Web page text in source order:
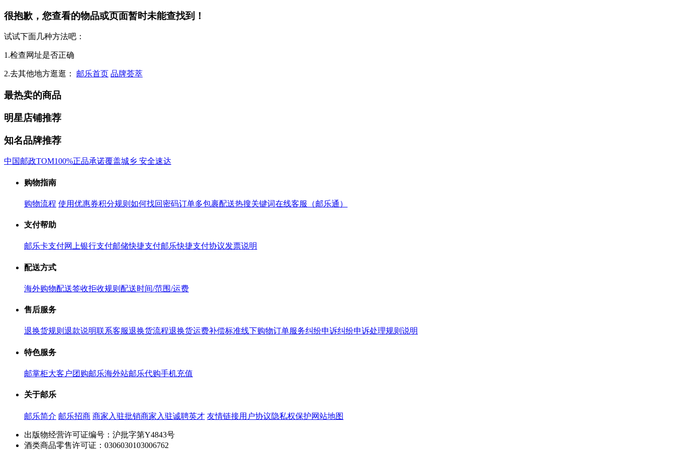
很抱歉，您查看的物品或页面暂时未能查找到！
试试下面几种方法吧：
1.检查网址是否正确
2.去其他地方逛逛： 邮乐首页 品牌荟萃
最热卖的商品
明星店铺推荐
知名品牌推荐
中国邮政TOM100%正品承诺覆盖城乡 安全速达
购物指南
购物流程 使用优惠券积分规则 如何找回密码订单多包裹配送热搜关键词在线客服（邮乐通）
支付帮助
邮乐卡支付网上银行支付邮储快捷支付邮乐快捷支付协议发票说明
配送方式
海外购物配送签收拒收规则 配送时间/范围/运费
售后服务
退换货规则 退款说明联系客服退换货流程退换货运费补偿标准线下购物订单服务纠纷申诉纠纷申诉处理规则说明
特色服务
邮掌柜大客户团购邮乐海外站邮乐代购手机充值
关于邮乐
邮乐简介 邮乐招商 商家入驻批销商家入驻诚聘英才 友情链接用户协议隐私权保护网站地图
出版物经营许可证编号：沪批字第Y4843号
酒类商品零售许可证：0306030103006762